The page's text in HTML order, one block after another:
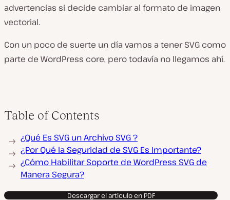
advertencias si decide cambiar al formato de imagen
vectorial.
Con un poco de suerte un día vamos a tener SVG como
parte de WordPress core, pero todavía no llegamos ahí.
Table of Contents
¿Qué Es SVG un Archivo SVG ?
¿Por Qué la Seguridad de SVG Es Importante?
¿Cómo Habilitar Soporte de WordPress SVG de
Manera Segura?
Descargar el artículo en PDF